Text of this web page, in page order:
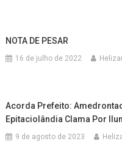
NOTA DE PESAR
16 de julho de 2022
Acorda Prefeito:
Epitaciolândia Clama Por
9 de agosto de 2023